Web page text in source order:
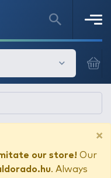
×
our store! Our
. Always